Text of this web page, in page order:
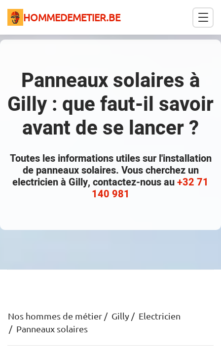
HOMMEDEMETIER.BE
Panneaux solaires à
Gilly : que faut-il savoir
avant de se lancer ?
Toutes les informations utiles sur l'installation
de panneaux solaires. Vous cherchez un
electricien à Gilly, contactez-nous au+32 71
140 981
Nos hommes de métier Gilly
Electricien
Panneaux solaires